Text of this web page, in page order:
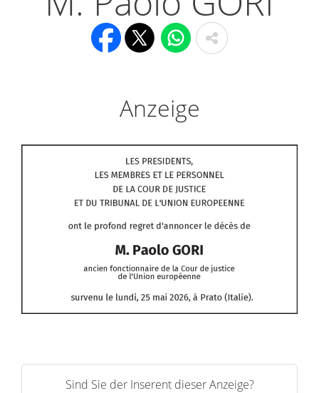
Anzeige
Sind Sie der Inserent dieser Anzeige?